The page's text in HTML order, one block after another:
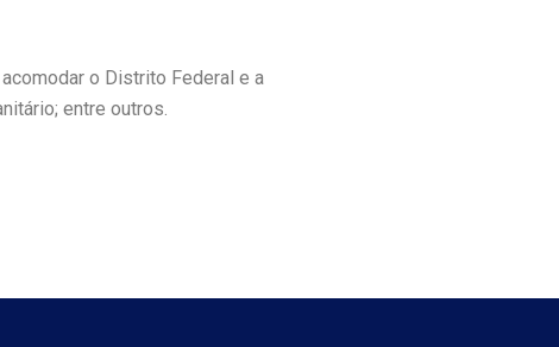
o Distrito Federal e a
entre outros.